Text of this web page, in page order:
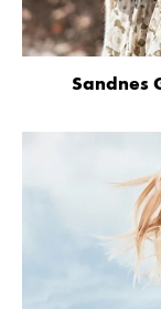
Sandnes